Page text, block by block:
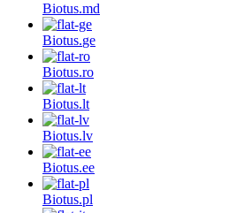
Biotus.md
Biotus.ge
Biotus.ro
Biotus.lt
Biotus.lv
Biotus.ee
Biotus.pl